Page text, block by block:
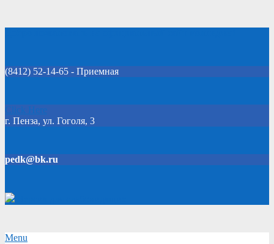
(8412) 52-14-65 - Приемная
Click Here
г. Пенза, ул. Гоголя, 3
pedk@bk.ru
Secondary
Menu